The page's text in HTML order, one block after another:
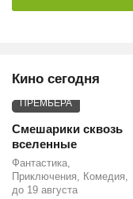
Кино сегодня
ПРЕМЬЕРА
Смешарики сквозь
вселенные
Фантастика,
Приключения, Комедия,
до 19 августа